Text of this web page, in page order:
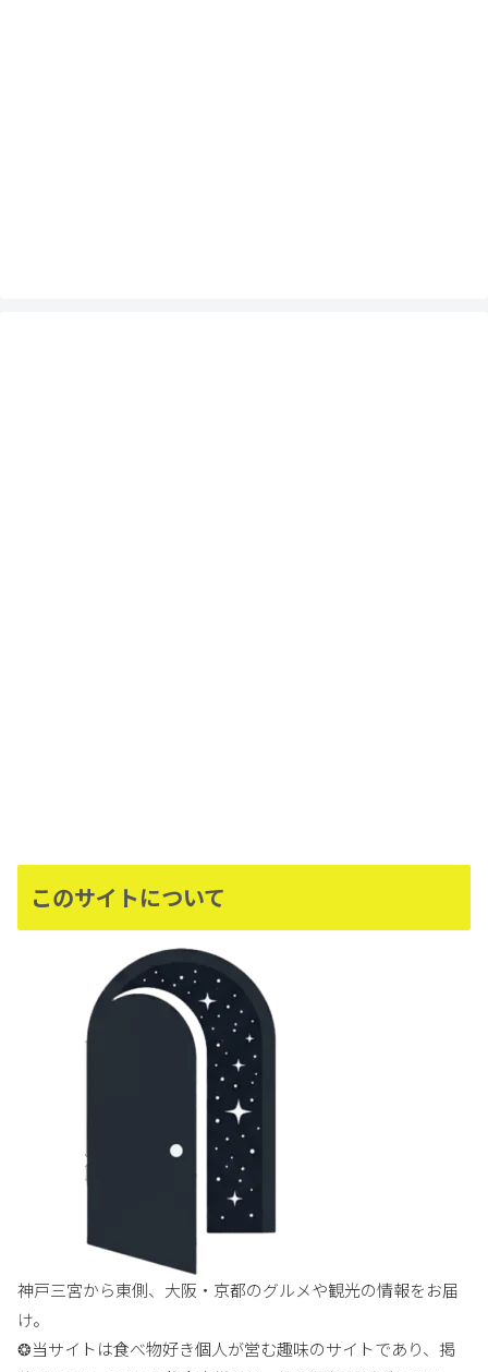
このサイトについて
神戸三宮から東側、大阪・京都のグルメや観光の情報をお届
け。
❂当サイトは食べ物好き個人が営む趣味のサイトであり、掲